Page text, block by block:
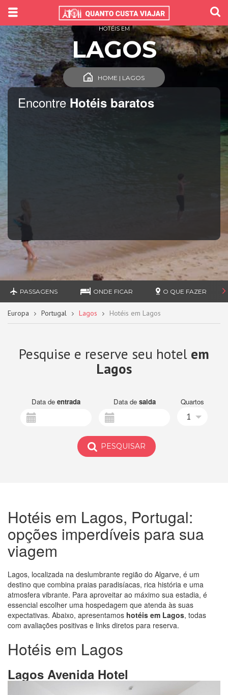
Encontre Hotéis baratos
HOTÉIS EM
LAGOS
HOME | LAGOS
PASSAGENS ONDE FICAR O QUE FAZER
Europa Portugal Lagos Hotéis em Lagos
Pesquise e reserve seu hotel em
Lagos
Data de entrada Data de saida Quartos
1
PESQUISAR
Hotéis em Lagos, Portugal:
opções imperdíveis para sua
viagem
Lagos, localizada na deslumbrante região do Algarve, é um
destino que combina praias paradisíacas, rica história e uma
atmosfera vibrante. Para aproveitar ao máximo sua estadia, é
essencial escolher uma hospedagem que atenda às suas
expectativas. Abaixo, apresentamos hotéis em Lagos, todas
com avaliações positivas e links diretos para reserva.
Hotéis em Lagos
Lagos Avenida Hotel